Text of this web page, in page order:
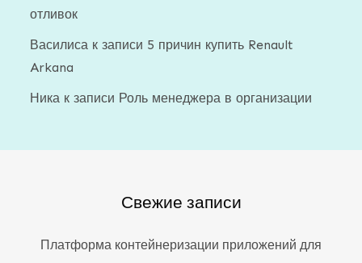
отливок
Василиса к записи 5 причин купить Renault
Arkana
Ника к записи Роль менеджера в организации
Свежие записи
Платформа контейнеризации приложений для